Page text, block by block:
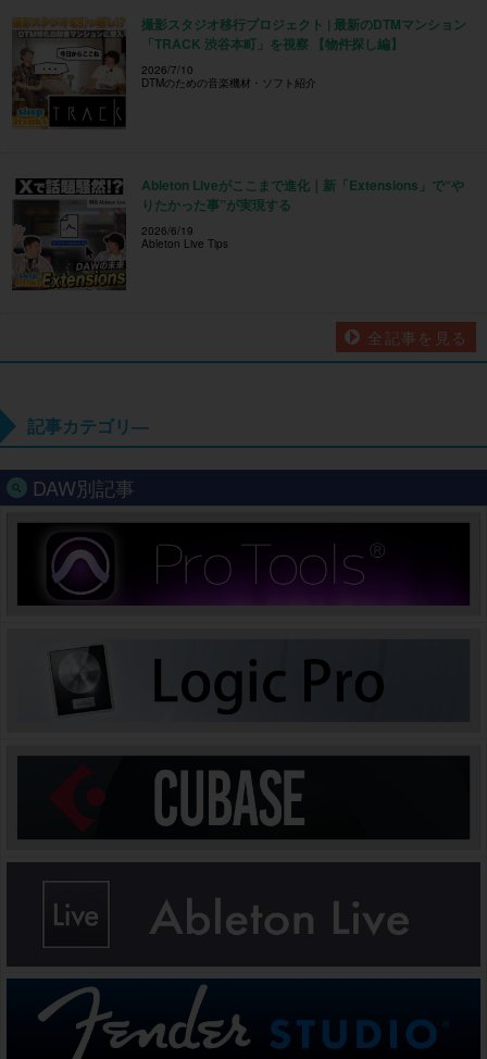
撮影スタジオ移行プロジェクト | 最新のDTMマンション
「TRACK 渋谷本町」を視察 【物件探し編】
2026/7/10
DTMのための音楽機材・ソフト紹介
Ableton Liveがここまで進化｜新「Extensions」で“や
りたかった事”が実現する
2026/6/19
Ableton Live Tips
全記事を見る
記事カテゴリ―
DAW別記事